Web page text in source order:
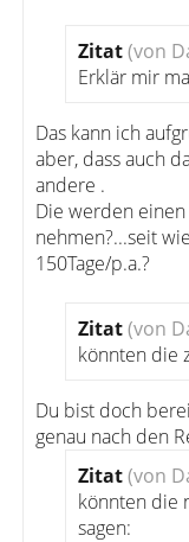
Zitat(von
Erklär mir
Das kann ich
aber, dass auch
andere .
Die werden
nehmen?...seit
150Tage/p.a.?
Zitat(von
könnten die
Du bist doch
genau nach den
Zitat(von
könnten die
sagen: